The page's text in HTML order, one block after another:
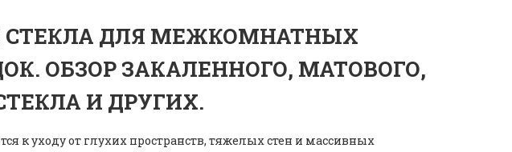
ДЛЯ МЕЖКОМНАТНЫХ
ОБЗОР ЗАКАЛЕННОГО, МАТОВОГО,
И ДРУГИХ.
к уходу от глухих пространств, тяжелых стен и массивных